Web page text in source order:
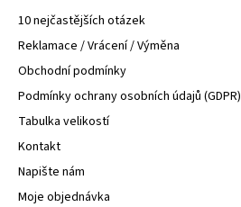
10 nejčastějších otázek
Reklamace / Vrácení / Výměna
Obchodní podmínky
Podmínky ochrany osobních údajů (GDPR)
Tabulka velikostí
Kontakt
Napište nám
Moje objednávka